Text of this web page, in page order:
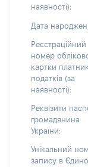
наявності):
Дата
Реєстраційний
номер
картки
податків (за
наявності):
Реквізити
громадянина
України:
Унікальний
запису в